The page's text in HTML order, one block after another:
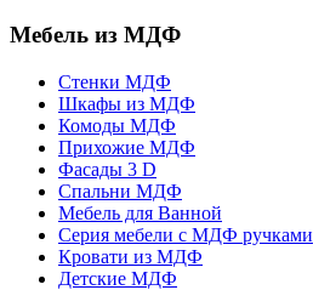
Мебель из МДФ
Стенки МДФ
Шкафы из МДФ
Комоды МДФ
Прихожие МДФ
Фасады 3 D
Спальни МДФ
Мебель для Ванной
Серия мебели с МДФ ручками
Кровати из МДФ
Детские МДФ